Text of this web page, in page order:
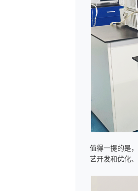
值得一提的是
艺开发和优化